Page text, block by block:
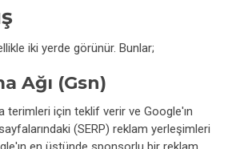
iki yerde görünür. Bunlar;
Ağı (Gsn)
terimleri için teklif verir ve Google'ın
(SERP) reklam yerleşimleri